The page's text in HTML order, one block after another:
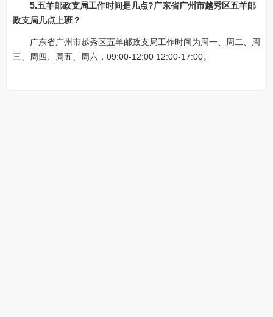
5.五羊邮政支局工作时间是几点?广东省广州市越秀区五羊邮
政支局几点上班？
广东省广州市越秀区五羊邮政支局工作时间为周一、周二、周
三、周四、周五、周六，09:00-12:00 12:00-17:00。